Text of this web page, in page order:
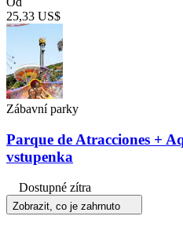
25,33 US$
Zábavní parky
Parque de Atracciones +
vstupenka
Dostupné zítra
Zobrazit, co je zahrnuto